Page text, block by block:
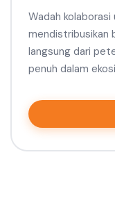
Wadah
mendistribusikan
langsung dari
penuh dalam